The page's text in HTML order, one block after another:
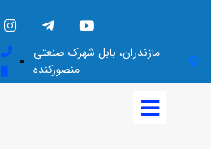
مازندران، بابل شهرک صنعتی
منصورکنده